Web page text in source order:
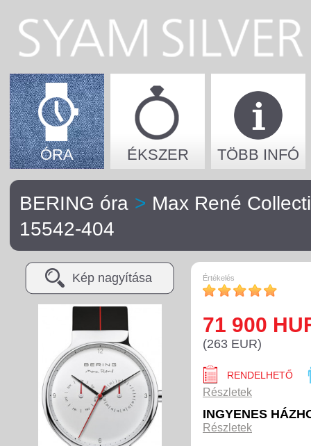
ÓRA ÉKSZER TÖBB INFÓ
BERING óra > Max René
15542-404
Értékelés
71 900
(263 EUR)
RENDELHETŐ
Részletek
INGYENES
Részletek
Kép nagyítása